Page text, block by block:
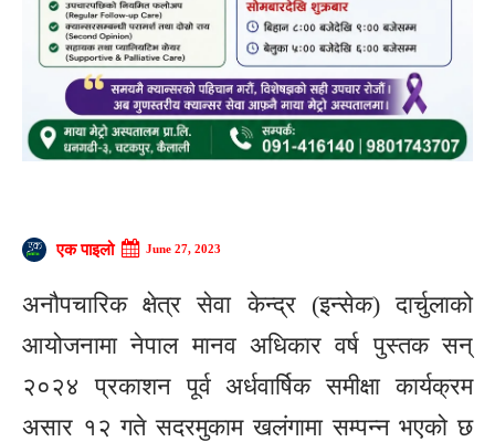
एक पाइलो June 27, 2023
अनौपचारिक क्षेत्र सेवा केन्द्र (इन्सेक) दार्चुलाको
आयोजनामा नेपाल मानव अधिकार वर्ष पुस्तक सन्
२०२४ प्रकाशन पूर्व अर्धवार्षिक समीक्षा कार्यक्रम
असार १२ गते सदरमुकाम खलंगामा सम्पन्न भएको छ